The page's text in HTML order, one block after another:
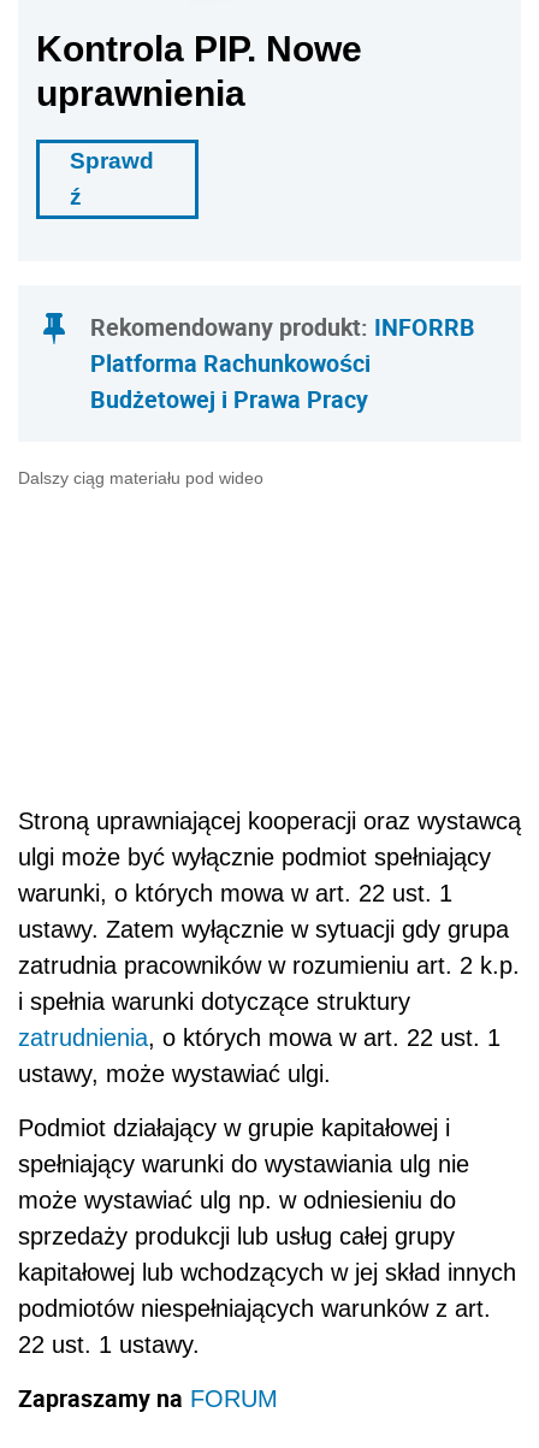
Kontrola PIP. Nowe
uprawnienia
Sprawd
ź
Rekomendowany produkt: INFORRB
Platforma Rachunkowości
Budżetowej i Prawa Pracy
Dalszy ciąg materiału pod wideo
Stroną uprawniającej kooperacji oraz wystawcą
ulgi może być wyłącznie podmiot spełniający
warunki, o których mowa w art. 22 ust. 1
ustawy. Zatem wyłącznie w sytuacji gdy grupa
zatrudnia pracowników w rozumieniu art. 2 k.p.
i spełnia warunki dotyczące struktury
zatrudnienia, o których mowa w art. 22 ust. 1
ustawy, może wystawiać ulgi.
Podmiot działający w grupie kapitałowej i
spełniający warunki do wystawiania ulg nie
może wystawiać ulg np. w odniesieniu do
sprzedaży produkcji lub usług całej grupy
kapitałowej lub wchodzących w jej skład innych
podmiotów niespełniających warunków z art.
22 ust. 1 ustawy.
Zapraszamy na FORUM